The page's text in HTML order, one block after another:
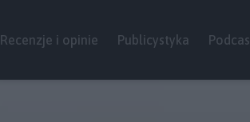
Recenzje i opinie Publicystyka